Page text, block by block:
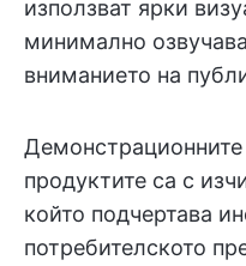
използват ярки
минимално
вниманието на
продуктите са с
който подчертава
потребителското